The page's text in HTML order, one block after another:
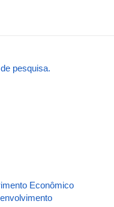
pesquisa.
Econômico